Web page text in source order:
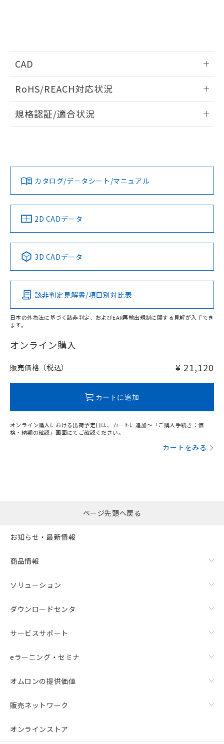
CAD
ドすることができます。
ログイン/会員登録
ダウンロードデータをご利用いただく前に、以下を必ずお読
みください。
ソフトウェアの使用条件
RoHS/REACH対応状況
EU RoHS 注意事項・凡例
対応済み
中国 RoHS 注意事項・凡例
Pb Hg Cd Cr(VI)
O
在庫等で未対応品が混在する可能性があります。
問い合わせください。
規格認証/適合状況
LR型式承認
（イギリス
船舶規格）
DNV型式承認
（ノルウェー
BV型式承認
（フランス
KR型式
（韓国
No No No No
この製品の規格認証/適合状況ページへ
その他の認証はこちらのページからご検索ください
カタログ/データシート/マニュアル
2D CADデータ
3D CADデータ
該非判定見解書/項目別対比表
日本の外為法に基づく該非判定、およびEAR再輸出規制に関する見解が入手でき
ます。
オンライン購入
販売価格（税込） ¥ 21,120
カートに追加
オンライン購入における出荷予定日は、カートに追加～「ご購入手続き：価
格・納期の確認」画面にてご確認ください。
カートをみる
お客様が当ウェブサイト上で当社にご
登録された部品リストについて、当社
および当社の共同利用者が、当社の製
品・サービスに関するお客様との取
引・商談に必要な範囲で利用すること
※3 非含有証明書ダウンロード
とができます。
るもので、過去に遡って非含有を証明する
ものではありません。
欄に対応日を記載しておりました。
既に当社にて対応品への在庫切替を完了
していることから、特段のことがない限
り、2022年1月12日より割愛しておりま
及ぼさない年数を意味します。
い合わせください。
り引きをいたしません。
合意する
ページ先頭へ戻る
お知らせ・最新情報
商品情報
ソリューション
ダウンロードセンタ
サービスサポート
eラーニング・セミナ
オムロンの提供価値
販売ネットワーク
オンラインストア